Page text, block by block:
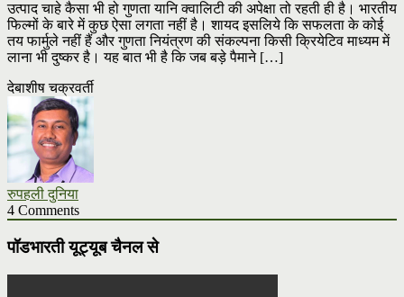
उत्पाद चाहे कैसा भी हो गुणता यानि क्वालिटी की अपेक्षा तो रहती ही है। भारतीय
फिल्मों के बारे में कुछ ऐसा लगता नहीं है। शायद इसलिये कि सफलता के कोई
तय फार्मुले नहीं हैं और गुणता नियंत्रण की संकल्पना किसी क्रियेटिव माध्यम में
लाना भी दुष्कर है। यह बात भी है कि जब बड़े पैमाने […]
देबाशीष चक्रवर्ती
रुपहली दुनिया
4 Comments
पॉडभारती यूट्यूब चैनल से